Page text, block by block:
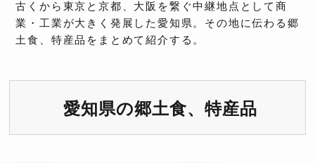
古くから東京と京都、大阪を繋ぐ中継地点として商
業・工業が大きく発展した愛知県。その地に伝わる郷
土食、特産品をまとめて紹介する。
愛知県の郷土食、特産品